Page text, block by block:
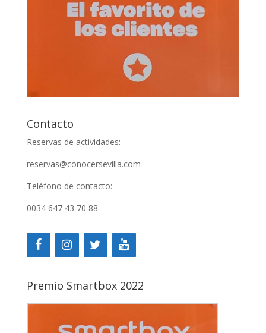
Contacto
Reservas de actividades:
reservas@conocersevilla.com
Teléfono de contacto:
0034 647 43 70 88
Premio Smartbox 2022